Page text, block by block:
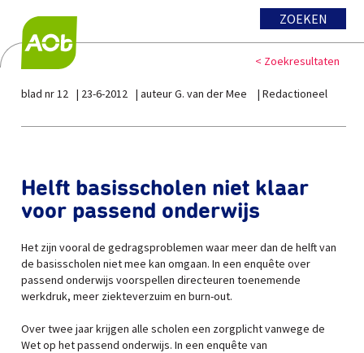
ZOEKEN
< Zoekresultaten
blad nr 12 23-6-2012 auteur G. van der Mee Redactioneel
Helft basisscholen niet klaar
voor passend onderwijs
Het zijn vooral de gedragsproblemen waar meer dan de helft van
de basisscholen niet mee kan omgaan. In een enquête over
passend onderwijs voorspellen directeuren toenemende
werkdruk, meer ziekteverzuim en burn-out.
Over twee jaar krijgen alle scholen een zorgplicht vanwege de
Wet op het passend onderwijs. In een enquête van